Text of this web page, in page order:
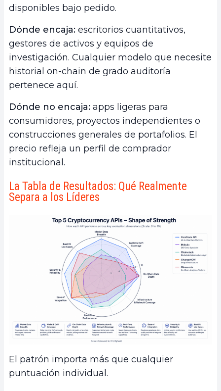
disponibles bajo pedido.
Dónde encaja: escritorios cuantitativos,
gestores de activos y equipos de
investigación. Cualquier modelo que necesite
historial on-chain de grado auditoría
pertenece aquí.
Dónde no encaja: apps ligeras para
consumidores, proyectos independientes o
construcciones generales de portafolios. El
precio refleja un perfil de comprador
institucional.
La Tabla de Resultados: Qué Realmente
Separa a los Líderes
El patrón importa más que cualquier
puntuación individual.